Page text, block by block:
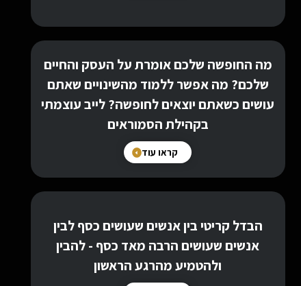
מה החופשה שלכם אומרת על העסק והחיים
שלכם? מה אפשר ללמוד מהשינויים שאתם
עושים כשאתם יוצאים לחופשה? לייב עוצמתי
בקהילת הסמוראים
קראו עוד
הבדל קריטי בין אנשים שעושים כסף לבין
אנשים שעושים הרבה מאד כסף - להבין
ולהטמיע מהרגע הראשון